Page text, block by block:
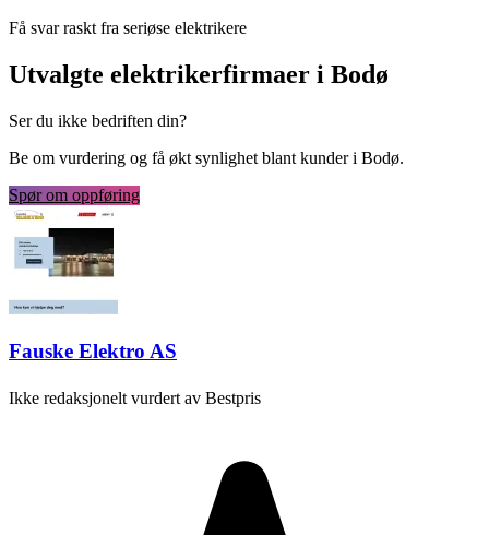
Få svar raskt fra seriøse elektrikere
Utvalgte elektrikerfirmaer i Bodø
Ser du ikke bedriften din?
Be om vurdering og få økt synlighet blant kunder i Bodø.
Spør om oppføring
Fauske Elektro AS
Ikke redaksjonelt vurdert av Bestpris